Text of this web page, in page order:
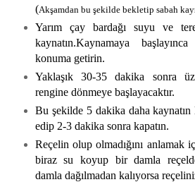
(Akşamdan bu şekilde bekletip sabah
Yarım çay bardağı suyu ve
kaynatın.Kaynamaya
konuma getirin.
Yaklaşık 30-35 dakika sonra
rengine dönmeye başlayacaktır.
Bu şekilde 5 dakika daha
edip 2-3 dakika sonra kapatın.
Reçelin olup olmadığını anlamak
biraz su koyup bir damla
damla dağılmadan kalıyorsa